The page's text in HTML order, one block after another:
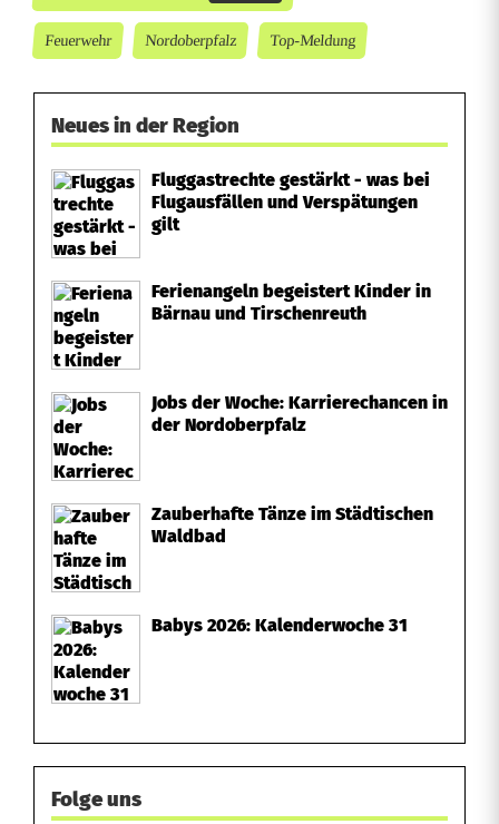
r
f
Feuerwehr Nordoberpfalz Top-Meldung
Neues in der Region
Fluggastrechte gestärkt - was bei
Flugausfällen und Verspätungen
gilt
Ferienangeln begeistert Kinder in
Bärnau und Tirschenreuth
Jobs der Woche: Karrierechancen in
der Nordoberpfalz
Zauberhafte Tänze im Städtischen
Waldbad
Babys 2026: Kalenderwoche 31
Folge uns